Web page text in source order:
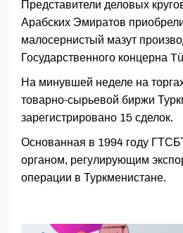
Представители деловых
Арабских Эмиратов
малосернистый мазут
Государственного концерна
На минувшей неделе на
товарно-сырьевой биржи
зарегистрировано 15 сделок.
Основанная в 1994 году
органом, регулирующим
операции в Туркменистане.